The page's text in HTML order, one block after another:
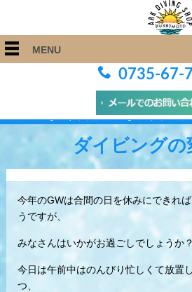
MENU
0735-67-
ARK Diving Shop 串本店 > Blog > ダイビング
ダイビングの
今年のGWは合間の日を休みにできれ
うですが、
みなさんはいかがお過ごしでしょうか？
今日は午前中はのんびり忙しくて放置
つ、